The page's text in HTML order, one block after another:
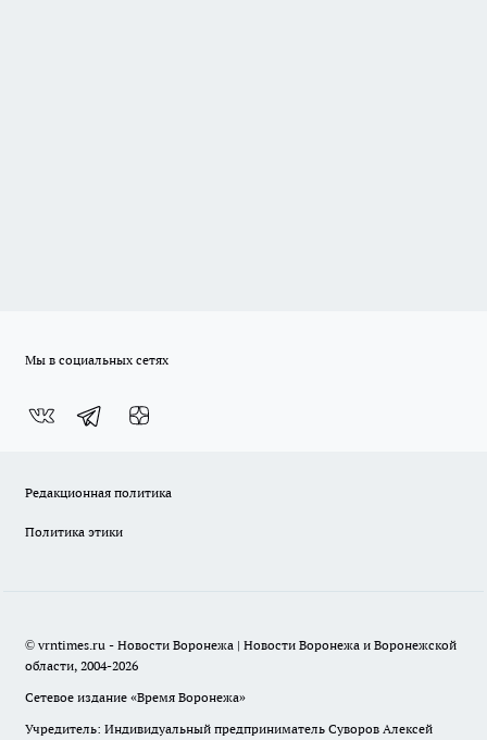
Мы в социальных сетях
Редакционная политика
Политика этики
© vrntimes.ru - Новости Воронежа | Новости Воронежа и Воронежской
области, 2004-2026
Сетевое издание «Время Воронежа»
Учредитель: Индивидуальный предприниматель Суворов Алексей